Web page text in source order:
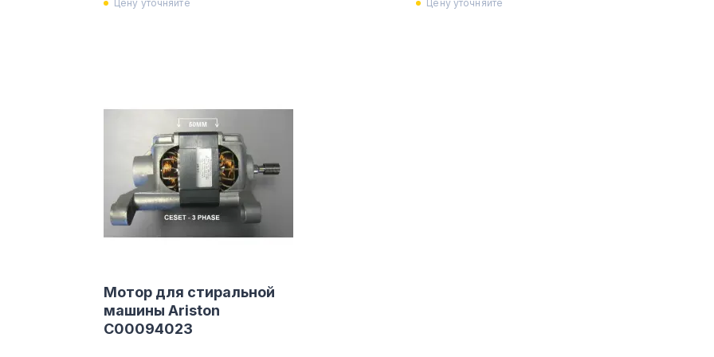
Цену уточняйте Цену уточняйте
Мотор для стиральной
машины Ariston
С00094023